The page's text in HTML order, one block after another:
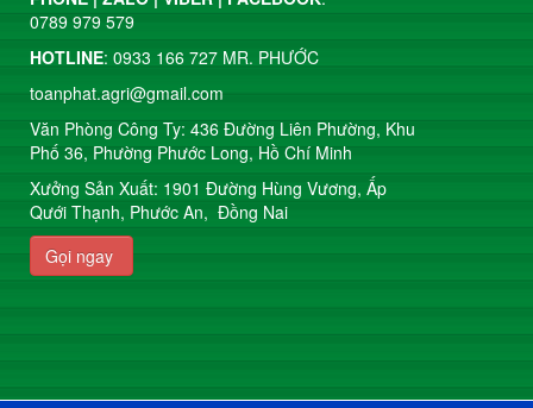
0789 979 579
HOTLINE: 0933 166 727 MR. PHƯỚC
toanphat.agri@gmail.com
Văn Phòng Công Ty: 436 Đường Liên Phường, Khu
Phố 36, Phường Phước Long, Hồ Chí Minh
Xưởng Sản Xuất: 1901 Đường Hùng Vương, Ấp
Qưới Thạnh, Phước An, Đồng Nai
Gọi ngay